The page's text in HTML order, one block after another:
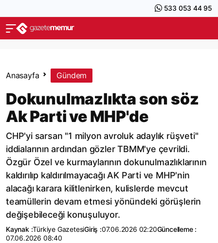
533 053 44 95
Anasayfa Gündem
Dokunulmazlıkta son söz
Ak Parti ve MHP'de
CHP'yi sarsan "1 milyon avroluk adaylık rüşveti"
iddialarının ardından gözler TBMM'ye çevrildi.
Özgür Özel ve kurmaylarının dokunulmazlıklarının
kaldırılıp kaldırılmayacağı AK Parti ve MHP'nin
alacağı karara kilitlenirken, kulislerde mevcut
teamüllerin devam etmesi yönündeki görüşlerin
değişebileceği konuşuluyor.
Kaynak :Türkiye GazetesiGiriş :07.06.2026 02:20Güncelleme :
07.06.2026 08:40